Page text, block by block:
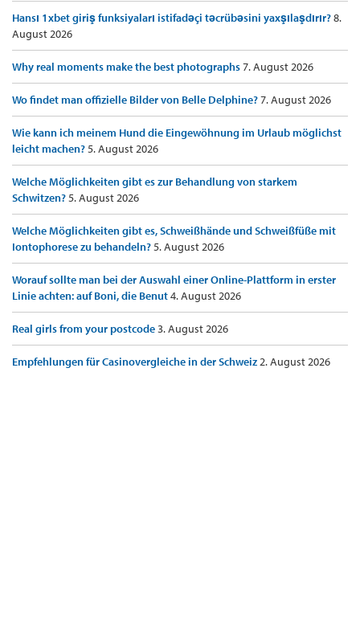
Hansı 1xbet giriş funksiyaları istifadəçi təcrübəsini yaxşılaşdırır?8.
August 2026
Why real moments make the best photographs7. August 2026
Wo findet man offizielle Bilder von Belle Delphine?7. August 2026
Wie kann ich meinem Hund die Eingewöhnung im Urlaub möglichst
leicht machen?5. August 2026
Welche Möglichkeiten gibt es zur Behandlung von starkem
Schwitzen?5. August 2026
Welche Möglichkeiten gibt es, Schweißhände und Schweißfüße mit
Iontophorese zu behandeln?5. August 2026
Worauf sollte man bei der Auswahl einer Online-Plattform in erster
Linie achten: auf Boni, die Benut4. August 2026
Real girls from your postcode3. August 2026
Empfehlungen für Casinovergleiche in der Schweiz2. August 2026